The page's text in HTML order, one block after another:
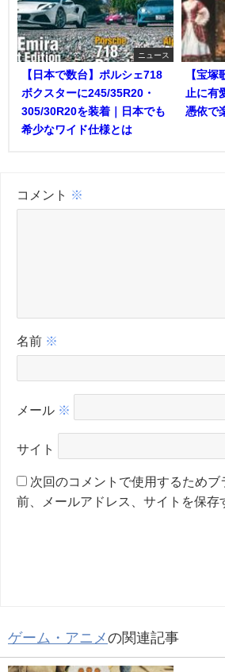
ニュース
【日本で数台】ポルシェ718
ボクスターに245/35R20・
305/30R20を装着｜日本でも
希少なワイド仕様とは
【宝塚
止に有
憑依で
コメント ※
名前 ※
メール ※
サイト
次回のコメントで使用するためブ
前、メールアドレス、サイトを保存
ゲーム・アニメの関連記事